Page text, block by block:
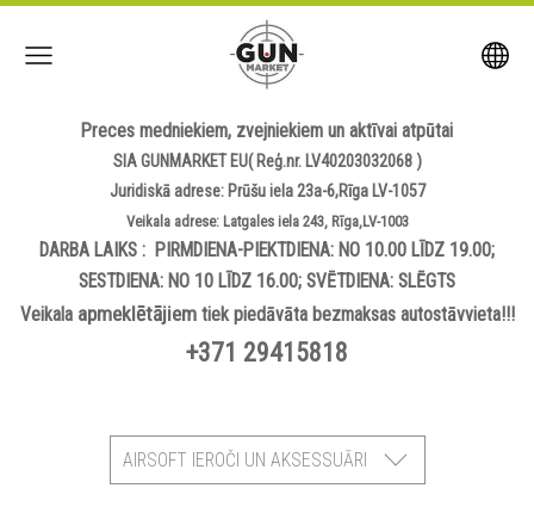
Preces medniekiem, zvejniekiem un aktīvai atpūtai
SIA GUNMARKET EU( Reģ.nr. LV40203032068 )
Juridiskā adrese: Prūšu iela 23a-6,Rīga LV-1057
Veikala adrese: Latgales iela 243, Rīga,LV-1003
DARBA LAIKS : PIRMDIENA-PIEKTDIENA: NO 10.00 LĪDZ 19.00;
SESTDIENA: NO 10 LĪDZ 16.00; SVĒTDIENA: SLĒGTS
Veikala apmeklētājiemtiek piedāvāta bezmaksas autostāvvieta!!!
+371 29415818
AIRSOFT IEROČI UN AKSESSUĀRI